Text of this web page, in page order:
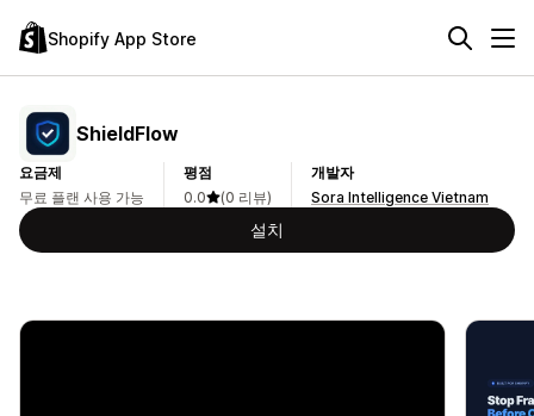
Shopify App Store
ShieldFlow
요금제
무료 플랜 사용 가능
평점
0.0
(0 리뷰)
개발자
Sora Intelligence Vietnam
설치